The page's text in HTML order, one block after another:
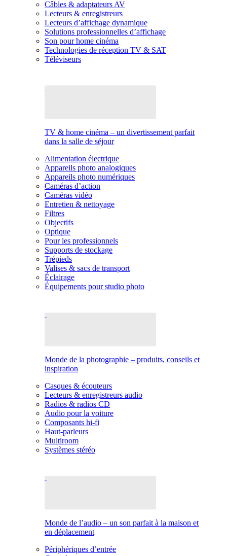
Câbles & adaptateurs AV
Lecteurs & enregistreurs
Lecteurs d’affichage dynamique
Solutions professionnelles d’affichage
Son pour home cinéma
Technologies de réception TV & SAT
Téléviseurs
TV & home cinéma – un divertissement parfait
dans la salle de séjour
Alimentation électrique
Appareils photo analogiques
Appareils photo numériques
Caméras d’action
Caméras vidéo
Entretien & nettoyage
Filtres
Objectifs
Optique
Pour les professionnels
Supports de stockage
Trépieds
Valises & sacs de transport
Éclairage
Équipements pour studio photo
Monde de la photographie – produits, conseils et
inspiration
Casques & écouteurs
Lecteurs & enregistreurs audio
Radios & radios CD
Audio pour la voiture
Composants hi-fi
Haut-parleurs
Multiroom
Systèmes stéréo
Monde de l’audio – un son parfait à la maison et
en déplacement
Périphériques d’entrée